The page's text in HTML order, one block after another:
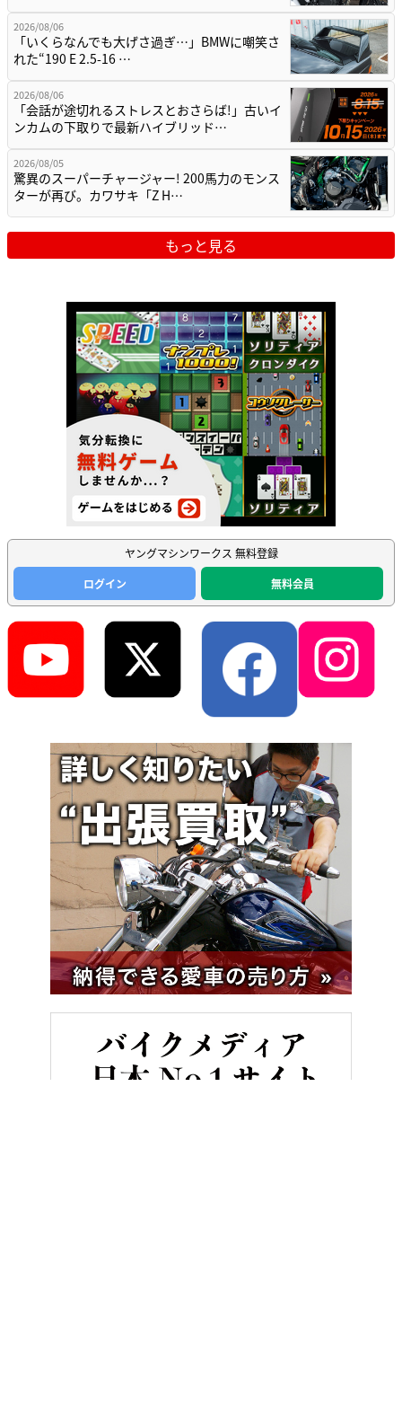
2026/08/06
「いくらなんでも大げさ過ぎ…」BMWに嘲笑さ
れた“190 E 2.5-16 …
2026/08/06
「会話が途切れるストレスとおさらば!」古いイ
ンカムの下取りで最新ハイブリッド…
2026/08/05
驚異のスーパーチャージャー! 200馬力のモンス
ターが再び。カワサキ「Z H…
もっと見る
ヤングマシンワークス 無料登録
ログイン
無料会員